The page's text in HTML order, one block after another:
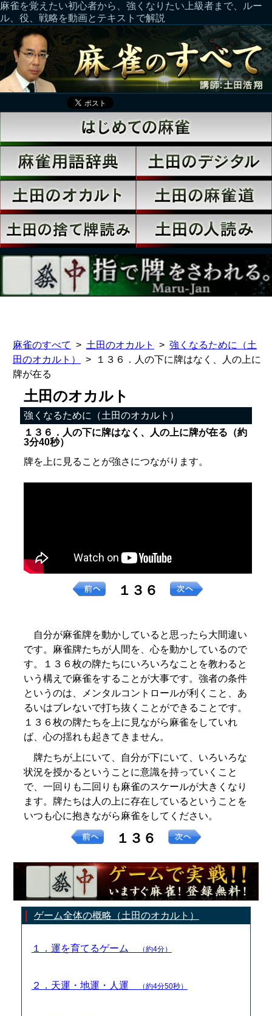
麻雀を覚えたい初心者から、強くなりたい上級者まで、ルー
ル、役、戦略を動画とテキストで解説
麻雀のすべて 土田のオカルト
強くなるために（土
田のオカルト）
１３６．人の下に牌はなく、人の上に
牌が在る
土田のオカルト
強くなるために（土田のオカルト）
１３６．人の下に牌はなく、人の上に牌が在る（約
3分40秒）
牌を上に見ることが強さにつながります。
１３６
自分が麻雀牌を動かしていると思ったら大間違い
です。麻雀牌たちが人間を、心を動かしているので
す。１３６枚の牌たちにいろいろなことを教わると
いう構えで麻雀をすることが大事です。強者の条件
というのは、メンタルコントロールが利くこと、あ
るいはブレないで打ち抜くことができることです。
１３６枚の牌たちを上に見ながら麻雀をしていれ
ば、心の揺れも起きてきません。
牌たちが上にいて、自分が下にいて、いろいろな
状況を授かるということに意識を持っていくこと
で、一回りも二回りも麻雀のスケールが大きくなり
ます。牌たちは人の上に存在しているということを
いつも心に抱きながら麻雀をしてください。
１３６
ゲーム全体の概略（土田のオカルト）
１．運を育てるゲーム （約4分）
２．天運・地運・人運 （約4分50秒）